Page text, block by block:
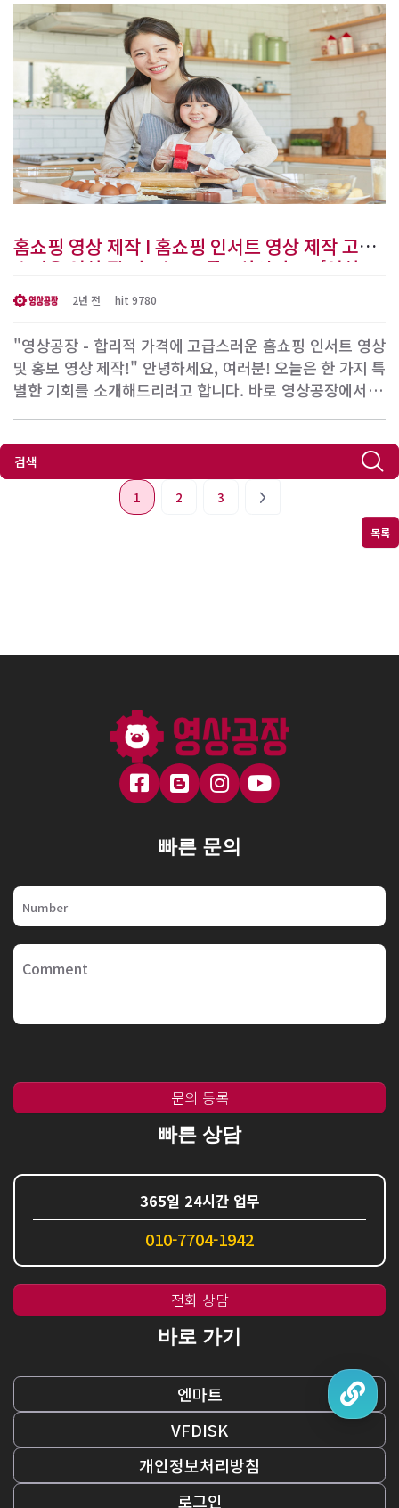
상은 정보 전달과 브랜드 홍보에 있어서 놀라운 힘을 발휘하
고 있습니다. 텍스트나 이미지로는 전달하기 어려운 감정과
홈쇼핑 영상 제작 I 홈쇼핑 인서트 영상 제작 고급
스러운 영상 잘 만드는 곳 궁금하신가요? [영상공
장]
2년 전 hit 9780
"영상공장 - 합리적 가격에 고급스러운 홈쇼핑 인서트 영상
및 홍보 영상 제작!" 안녕하세요, 여러분! 오늘은 한 가지 특
별한 기회를 소개해드리려고 합니다. 바로 영상공장에서 제
요성, 그리고 왜 영상공장이 최고의 선택인지 알아보도록 하
겠습니다. 1. 영상의 힘: 왜 필요한가?..
1 2 3
목록
빠른 문의
문의 등록
빠른 상담
365일 24시간 업무
010-7704-1942
전화 상담
바로 가기
엔마트
VFDISK
개인정보처리방침
로그인